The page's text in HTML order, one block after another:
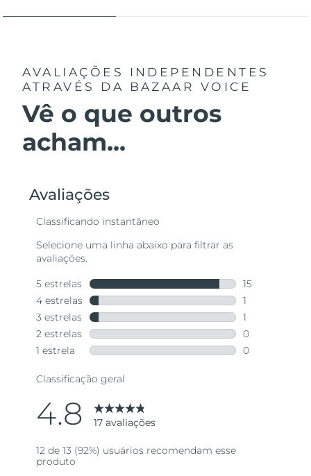
AVALIAÇÕES INDEPENDENTES
ATRAVÉS DA BAZAAR VOICE
Vê o que outros
acham...